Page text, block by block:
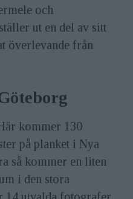
och
ut en del av sitt
överlevande från
kommer 130
på planket i Nya
så kommer en liten
i den stora